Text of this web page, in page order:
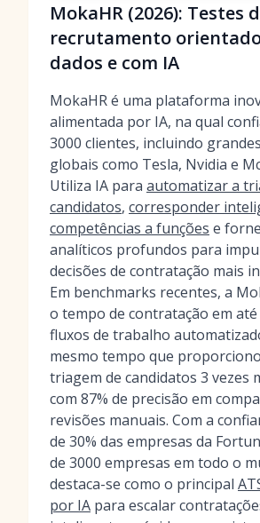
MokaHR (2026): Testes
recrutamento
dados e com IA
MokaHR é uma plataforma
alimentada por IA, na qual
3000 clientes, incluindo
globais como Tesla, Nvidia e
Utiliza IA para automatizar a
candidatos, corresponder
competências a funções e
analíticos profundos para
decisões de contratação mais
Em benchmarks recentes, a
o tempo de contratação em até
fluxos de trabalho
mesmo tempo que
triagem de candidatos 3 vezes
com 87% de precisão em
revisões manuais. Com a
de 30% das empresas da
de 3000 empresas em todo o
destaca-se como o principal
por IA para escalar